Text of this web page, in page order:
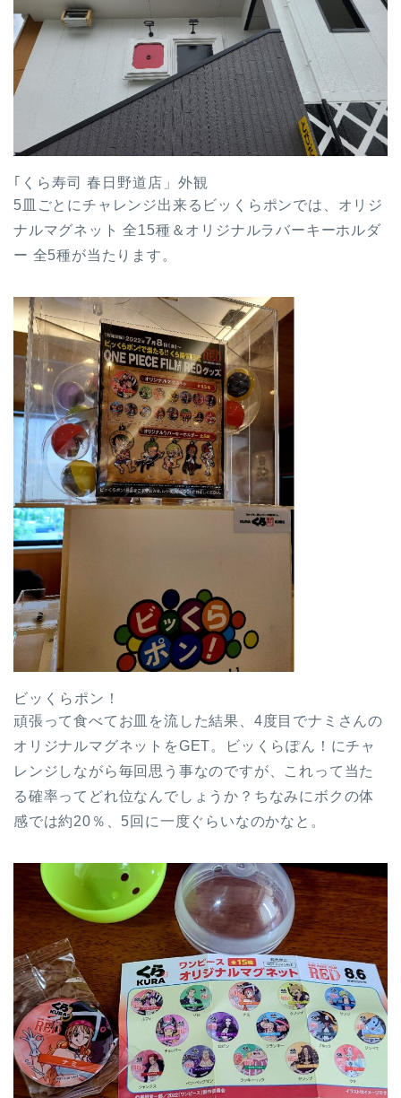
｢くら寿司 春日野道店」外観
5皿ごとにチャレンジ出来るビッくらポンでは、オリジ
ナルマグネット 全15種＆オリジナルラバーキーホルダ
ー 全5種が当たります。
ビッくらポン！
頑張って食べてお皿を流した結果、4度目でナミさんの
オリジナルマグネットをGET。ビッくらぽん！にチャ
レンジしながら毎回思う事なのですが、これって当た
る確率ってどれ位なんでしょうか？ちなみにボクの体
感では約20％、5回に一度ぐらいなのかなと。